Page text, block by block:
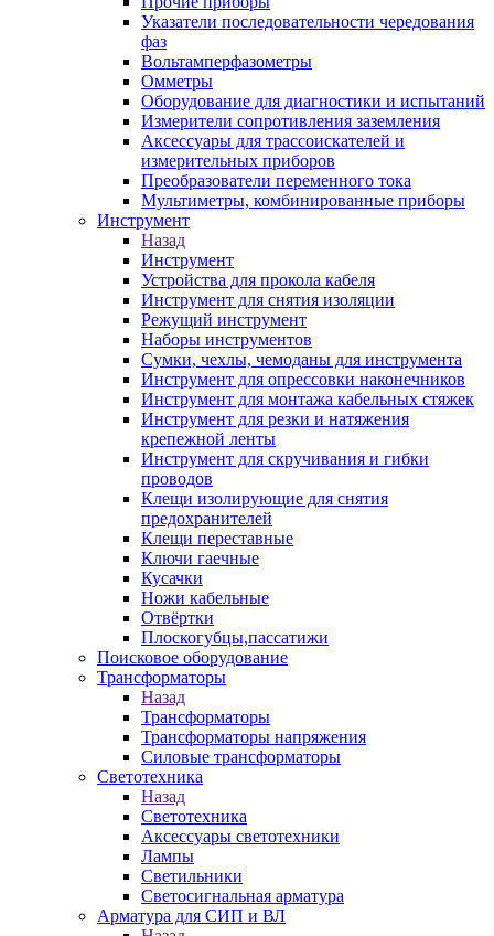
Указатели последовательности чередования
фаз
Вольтамперфазометры
Омметры
Оборудование для диагностики и испытаний
Измерители сопротивления заземления
Аксессуары для трассоискателей и
измерительных приборов
Преобразователи переменного тока
Мультиметры, комбинированные приборы
Инструмент
Назад
Инструмент
Устройства для прокола кабеля
Инструмент для снятия изоляции
Режущий инструмент
Наборы инструментов
Сумки, чехлы, чемоданы для инструмента
Инструмент для опрессовки наконечников
Инструмент для монтажа кабельных стяжек
Инструмент для резки и натяжения
крепежной ленты
Инструмент для скручивания и гибки
проводов
Клещи изолирующие для снятия
предохранителей
Клещи переставные
Ключи гаечные
Кусачки
Ножи кабельные
Отвёртки
Плоскогубцы,пассатижи
Поисковое оборудование
Трансформаторы
Назад
Трансформаторы
Трансформаторы напряжения
Силовые трансформаторы
Светотехника
Назад
Светотехника
Аксессуары светотехники
Лампы
Светильники
Светосигнальная арматура
Арматура для СИП и ВЛ